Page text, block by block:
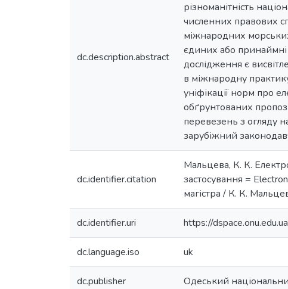
dc.description.abstract
різноманітність
численних правових
міжнародних
єдиних або
дослідження є
в міжнародну
уніфікації норм про
обґрунтованих
перевезень з огляду
зарубіжний
dc.identifier.citation
Мальцева, К. К.
застосування =
магістра / К. К.
dc.identifier.uri https://
dc.language.iso uk
dc.publisher Одеський